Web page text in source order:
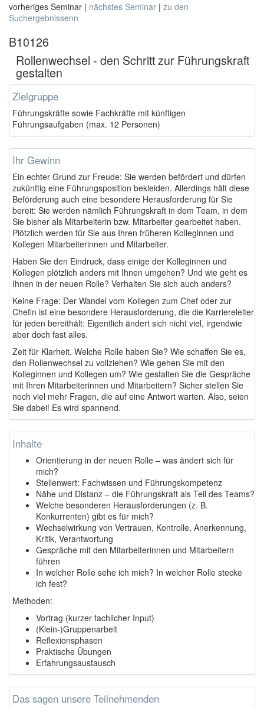
vorheriges Seminar | nächstes Seminar | zu den
Suchergebnissenn
B10126
Rollenwechsel - den Schritt zur Führungskraft
gestalten
Zielgruppe
Führungskräfte sowie Fachkräfte mit künftigen
Führungsaufgaben (max. 12 Personen)
Ihr Gewinn
Ein echter Grund zur Freude: Sie werden befördert und dürfen
zukünftig eine Führungsposition bekleiden. Allerdings hält diese
Beförderung auch eine besondere Herausforderung für Sie
bereit: Sie werden nämlich Führungskraft in dem Team, in dem
Sie bisher als Mitarbeiterin bzw. Mitarbeiter gearbeitet haben.
Plötzlich werden für Sie aus Ihren früheren Kolleginnen und
Kollegen Mitarbeiterinnen und Mitarbeiter.
Haben Sie den Eindruck, dass einige der Kolleginnen und
Kollegen plötzlich anders mit Ihnen umgehen? Und wie geht es
Ihnen in der neuen Rolle? Verhalten Sie sich auch anders?
Keine Frage: Der Wandel vom Kollegen zum Chef oder zur
Chefin ist eine besondere Herausforderung, die die Karriereleiter
für jeden bereithält: Eigentlich ändert sich nicht viel, irgendwie
aber doch fast alles.
Zeit für Klarheit. Welche Rolle haben Sie? Wie schaffen Sie es,
den Rollenwechsel zu vollziehen? Wie gehen Sie mit den
Kolleginnen und Kollegen um? Wie gestalten Sie die Gespräche
mit Ihren Mitarbeiterinnen und Mitarbeitern? Sicher stellen Sie
noch viel mehr Fragen, die auf eine Antwort warten. Also, seien
Sie dabei! Es wird spannend.
Inhalte
Orientierung in der neuen Rolle – was ändert sich für
mich?
Stellenwert: Fachwissen und Führungskompetenz
Nähe und Distanz – die Führungskraft als Teil des Teams?
Welche besonderen Herausforderungen (z. B.
Konkurrenten) gibt es für mich?
Wechselwirkung von Vertrauen, Kontrolle, Anerkennung,
Kritik, Verantwortung
Gespräche mit den Mitarbeiterinnen und Mitarbeitern
führen
In welcher Rolle sehe ich mich? In welcher Rolle stecke
ich fest?
Methoden:
Vortrag (kurzer fachlicher Input)
(Klein-)Gruppenarbeit
Reflexionsphasen
Praktische Übungen
Erfahrungsaustausch
Das sagen unsere Teilnehmenden